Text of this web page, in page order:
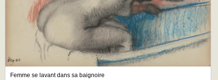
Femme se lavant dans sa baignoire